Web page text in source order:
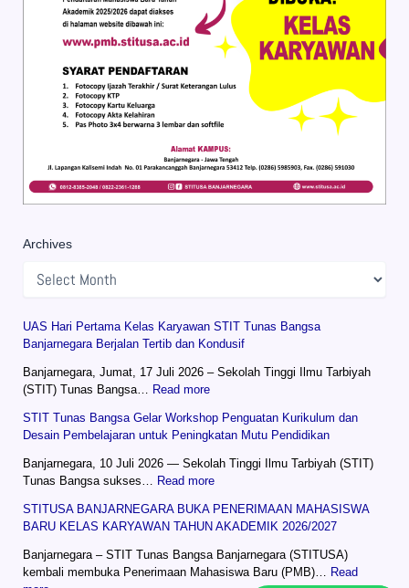
Archives
UAS Hari Pertama Kelas Karyawan STIT Tunas Bangsa
Banjarnegara Berjalan Tertib dan Kondusif
Banjarnegara, Jumat, 17 Juli 2026 – Sekolah Tinggi Ilmu Tarbiyah
(STIT) Tunas Bangsa… Read more
STIT Tunas Bangsa Gelar Workshop Penguatan Kurikulum dan
Desain Pembelajaran untuk Peningkatan Mutu Pendidikan
Banjarnegara, 10 Juli 2026 — Sekolah Tinggi Ilmu Tarbiyah (STIT)
Tunas Bangsa sukses… Read more
STITUSA BANJARNEGARA BUKA PENERIMAAN MAHASISWA
BARU KELAS KARYAWAN TAHUN AKADEMIK 2026/2027
Banjarnegara – STIT Tunas Bangsa Banjarnegara (STITUSA)
kembali membuka Penerimaan Mahasiswa Baru (PMB)… Read